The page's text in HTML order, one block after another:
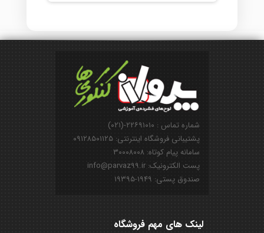
شماره تماس : ۲۲۶۹۱۰۱۰-(۰۲۱)
پشتیبانی فروشگاه اینترنتی: ۰۹۱۲۸۵۰۱۱۲۵
سامانه پیام کوتاه: ۳۰۰۰۸۰۰۸
پست الکترونیک: info@parvaz99.ir
صندوق پستی: ۱۹۴۹-۱۹۳۹۵
لینک های مهم فروشگاه